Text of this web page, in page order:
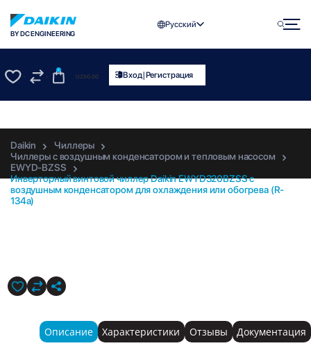
BY DC ENGINEERING
Русский
0
UZS0.00 Вход|Регистрация
Daikin
Чиллеры
Чиллеры с воздушным конденсатором и тепловым насосом
EWYD-BZSS
Инверторный винтовой чиллер Daikin EWYD320BZSS с
воздушным конденсатором для охлаждения или обогрева (R-
134a)
Описание Характеристики Отзывы Документация